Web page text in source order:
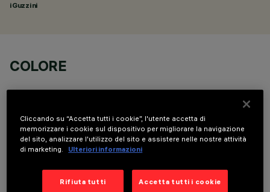
iGuzzini
COLORE
COMPONENTI OPZIONALI
Cliccando su “Accetta tutti i cookie”, l'utente accetta di
memorizzare i cookie sul dispositivo per migliorare la navigazione
del sito, analizzare l'utilizzo del sito e assistere nelle nostre attività
di marketing.
Ulteriori informazioni
Rifiuta tutti Accetta tutti i cookie